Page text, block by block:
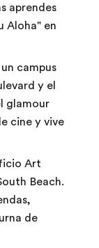
aprendes
Aloha" en
campus
y el
glamour
cine y vive
Art
Beach.
de